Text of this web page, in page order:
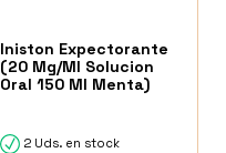
Iniston Expectorante
(20 Mg/Ml Solucion
Oral 150 Ml Menta)
2 Uds. en stock